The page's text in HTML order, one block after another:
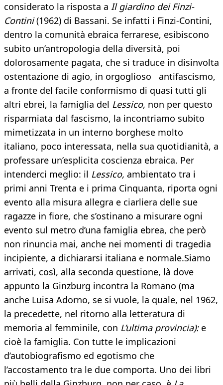
considerato la risposta a Il giardino dei Finzi-
Contini(1962) di Bassani. Se infatti i Finzi-Contini,
dentro la comunità ebraica ferrarese, esibiscono
subito un’antropologia della diversità, poi
dolorosamente pagata, che si traduce in disinvolta
ostentazione di agio, in orgoglioso antifascismo,
a fronte del facile conformismo di quasi tutti gli
altri ebrei, la famiglia del Lessico, non per questo
risparmiata dal fascismo, la incontriamo subito
mimetizzata in un interno borghese molto
italiano, poco interessata, nella sua quotidianità, a
professare un’esplicita coscienza ebraica. Per
intenderci meglio: il Lessico, ambientato tra i
primi anni Trenta e i prima Cinquanta, riporta ogni
evento alla misura allegra e ciarliera delle sue
ragazze in fiore, che s’ostinano a misurare ogni
evento sul metro d’una famiglia ebrea, che però
non rinuncia mai, anche nei momenti di tragedia
incipiente, a dichiararsi italiana e normale.Siamo
arrivati, così, alla seconda questione, là dove
appunto la Ginzburg incontra la Romano (ma
anche Luisa Adorno, se si vuole, la quale, nel 1962,
la precedette, nel ritorno alla letteratura di
memoria al femminile, con L’ultima provincia):e
cioè la famiglia. Con tutte le implicazioni
d’autobiografismo ed egotismo che
l’accostamento tra le due comporta. Uno dei libri